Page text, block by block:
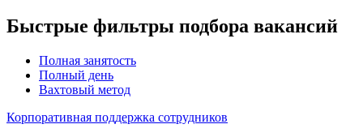
Быстрые фильтры подбора вакансий
Полная занятость
Полный день
Вахтовый метод
Корпоративная поддержка сотрудников